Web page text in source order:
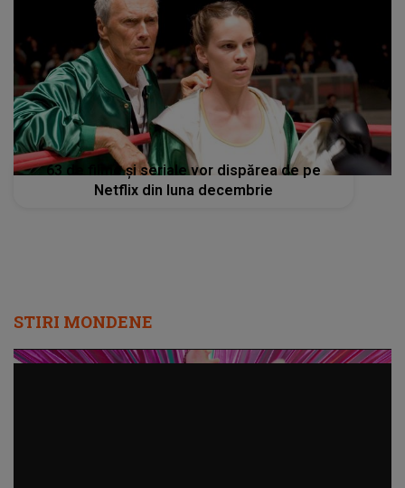
63 de filme şi seriale vor dispărea de pe
Netflix din luna decembrie
STIRI MONDENE